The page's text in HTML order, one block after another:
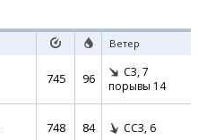
Ветер
745 96 СЗ, 7
порывы 14
748 84 ССЗ, 6